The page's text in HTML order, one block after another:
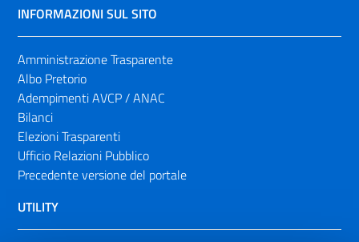
INFORMAZIONI SUL SITO
Amministrazione Trasparente
Albo Pretorio
Adempimenti AVCP / ANAC
Bilanci
Elezioni Trasparenti
Ufficio Relazioni Pubblico
Precedente versione del portale
UTILITY